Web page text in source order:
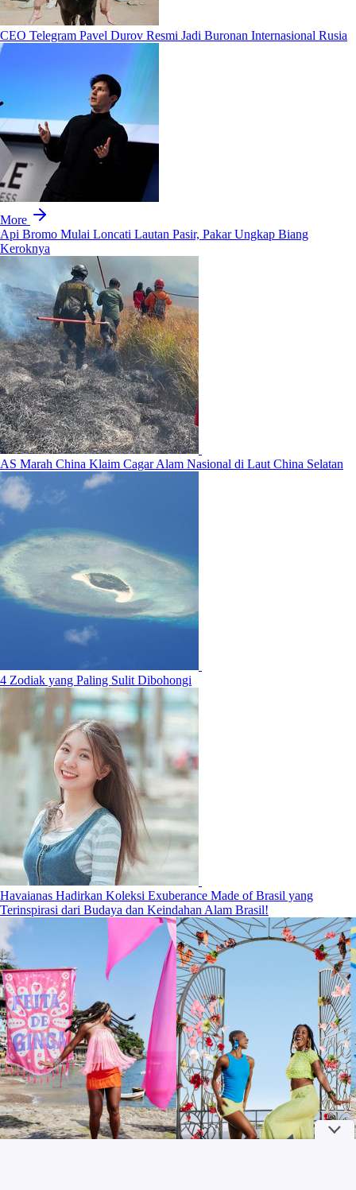
CEO Telegram Pavel Durov Resmi Jadi Buronan Internasional Rusia
More
Api Bromo Mulai Loncati Lautan Pasir, Pakar Ungkap Biang
Keroknya
AS Marah China Klaim Cagar Alam Nasional di Laut China Selatan
4 Zodiak yang Paling Sulit Dibohongi
Havaianas Hadirkan Koleksi Exuberance Made of Brasil yang
Terinspirasi dari Budaya dan Keindahan Alam Brasil!